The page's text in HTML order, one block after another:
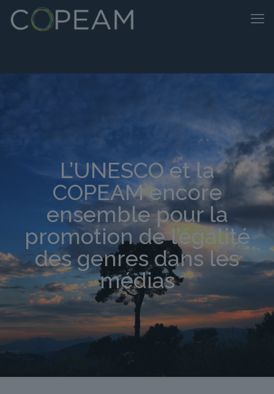
L’UNESCO et la
COPEAM encore
ensemble pour la
promotion de l’égalité
des genres dans les
médias